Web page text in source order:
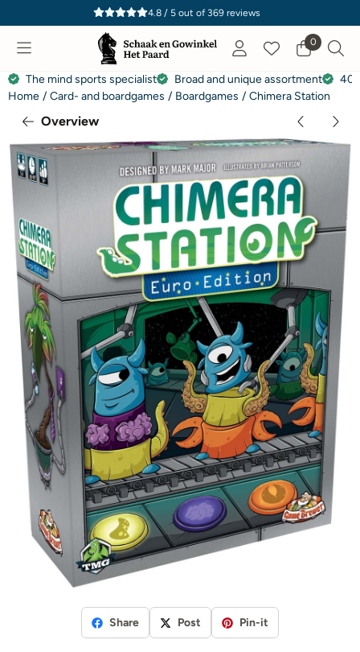
Cookie preferences are currently closed.
4.8 / 5out of 369reviews
0
The mind sports specialist Broad and unique assortment
40
Home / Card- and boardgames / Boardgames / Chimera Station
Overview
Share Post Pin-it